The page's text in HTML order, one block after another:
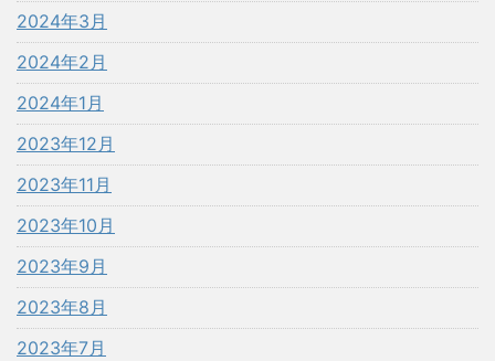
2024年3月
2024年2月
2024年1月
2023年12月
2023年11月
2023年10月
2023年9月
2023年8月
2023年7月